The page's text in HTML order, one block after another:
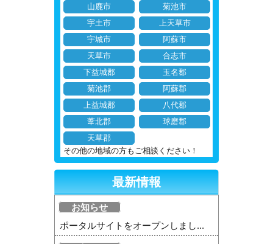
山鹿市
菊池市
宇土市
上天草市
宇城市
阿蘇市
天草市
合志市
下益城郡
玉名郡
菊池郡
阿蘇郡
上益城郡
八代郡
葦北郡
球磨郡
天草郡
その他の地域の方もご相談ください！
最新情報
お知らせ
ポータルサイトをオープンしまし...